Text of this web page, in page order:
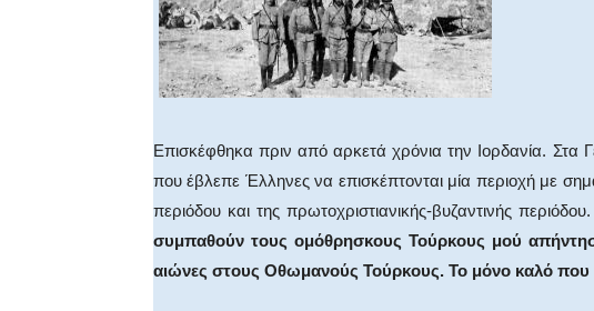
Επισκέφθηκα πριν από αρκετά χρόνια την Ιορδανία.
που έβλεπε Έλληνες να επισκέπτονται μία περιοχή με
περιόδου και της πρωτοχριστιανικής-βυζαντινής
συμπαθούν τους ομόθρησκους Τούρκους μού
αιώνες στους Οθωμανούς Τούρκους. Το μόνο καλό που